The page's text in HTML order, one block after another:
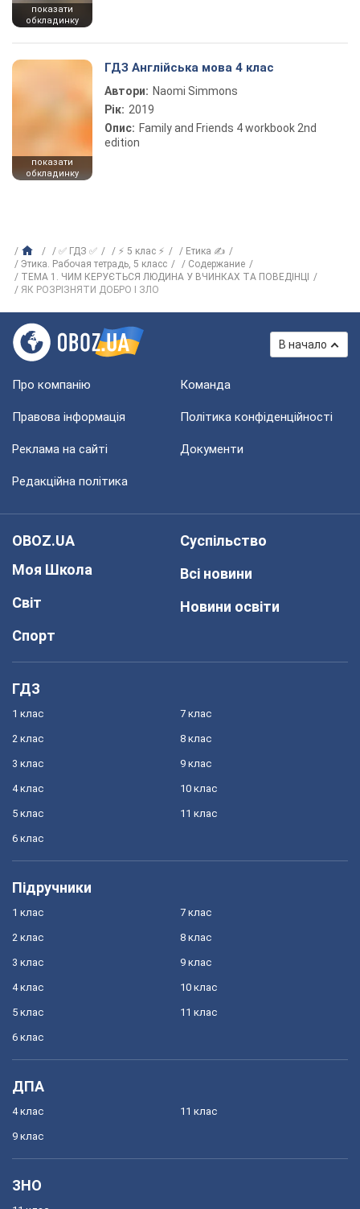
показати
обкладинку
показати
обкладинку
ГДЗ Англійська мова 4 клас
Автори: Naomi Simmons
Рік: 2019
Опис: Family and Friends 4 workbook 2nd
edition
✅ ГДЗ ✅ ⚡ 5 клас ⚡
Етика ✍
Этика. Рабочая тетрадь, 5 класс
Содержание
ТЕМА 1. ЧИМ КЕРУЄТЬСЯ ЛЮДИНА У ВЧИНКАХ ТА ПОВЕДІНЦІ
ЯК РОЗРІЗНЯТИ ДОБРО І ЗЛО
В начало
Про компанію Команда
Правова інформація Політика конфіденційності
Реклама на сайті Документи
Редакційна політика
OBOZ.UA
Моя Школа
Світ
Спорт
Суспільство
Всі новини
Новини освіти
ГДЗ
1 клас
2 клас
3 клас
4 клас
5 клас
6 клас
7 клас
8 клас
9 клас
10 клас
11 клас
Підручники
1 клас
2 клас
3 клас
4 клас
5 клас
6 клас
7 клас
8 клас
9 клас
10 клас
11 клас
ДПА
4 клас
9 клас
11 клас
ЗНО